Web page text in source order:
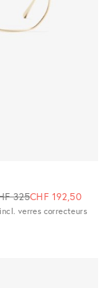
325CHF 192,50
incl. verres correcteurs